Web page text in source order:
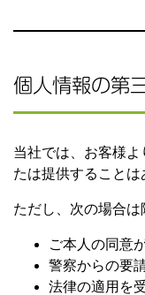
個人情報の第
当社では、お客様
たは提供することは
ただし、次の場合は
ご本人の同意
警察からの要
法律の適用を